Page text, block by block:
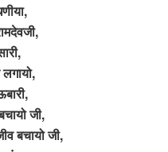
लगायो,
जी,
बचायो जी,